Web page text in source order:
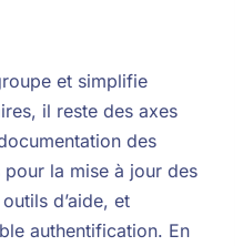
et simplifie
il reste des axes
des
la mise à jour des
d’aide, et
authentification. En